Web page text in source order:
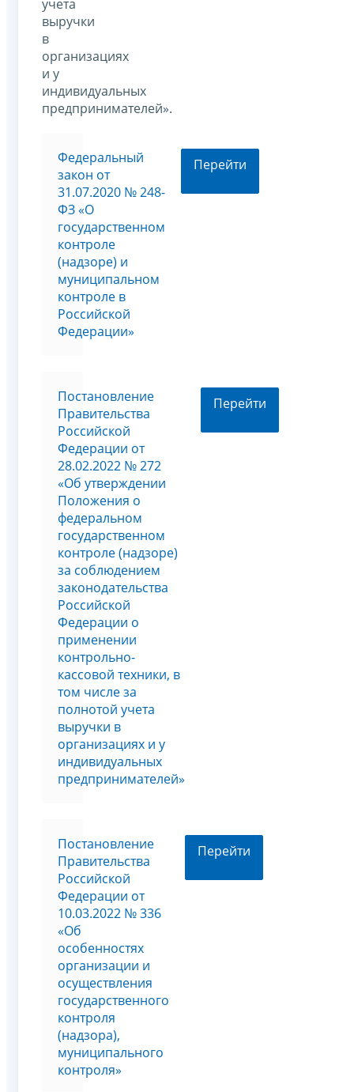
учета
выручки
в
организациях
и у
индивидуальных
предпринимателей».
Федеральный
закон от
31.07.2020 № 248-
ФЗ «О
государственном
контроле
(надзоре) и
муниципальном
контроле в
Российской
Федерации»
Перейти
Постановление
Правительства
Российской
Федерации от
28.02.2022 № 272
«Об утверждении
Положения о
федеральном
государственном
контроле (надзоре)
за соблюдением
законодательства
Российской
Федерации о
применении
контрольно-
кассовой техники, в
том числе за
полнотой учета
выручки в
организациях и у
индивидуальных
предпринимателей»
Перейти
Постановление
Правительства
Российской
Федерации от
10.03.2022 № 336
«Об
особенностях
организации и
осуществления
государственного
контроля
(надзора),
муниципального
контроля»
Перейти